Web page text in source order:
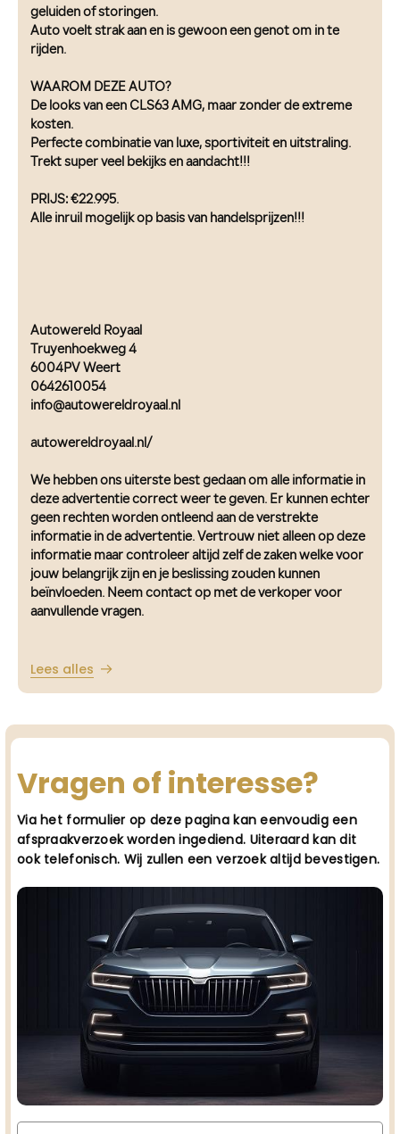
geluiden of storingen.
Auto voelt strak aan en is gewoon een genot om in te
rijden.
WAAROM DEZE AUTO?
De looks van een CLS63 AMG, maar zonder de extreme
kosten.
Perfecte combinatie van luxe, sportiviteit en uitstraling.
Trekt super veel bekijks en aandacht!!!
PRIJS: €22.995.
Alle inruil mogelijk op basis van handelsprijzen!!!
Autowereld Royaal
Truyenhoekweg 4
6004PV Weert
0642610054
info@autowereldroyaal.nl
autowereldroyaal.nl/
We hebben ons uiterste best gedaan om alle informatie in
deze advertentie correct weer te geven. Er kunnen echter
geen rechten worden ontleend aan de verstrekte
informatie in de advertentie. Vertrouw niet alleen op deze
informatie maar controleer altijd zelf de zaken welke voor
jouw belangrijk zijn en je beslissing zouden kunnen
beïnvloeden. Neem contact op met de verkoper voor
aanvullende vragen.
Lees alles
Vragen of interesse?
Via het formulier op deze pagina kan eenvoudig een
afspraakverzoek worden ingediend. Uiteraard kan dit
ook telefonisch. Wij zullen een verzoek altijd bevestigen.